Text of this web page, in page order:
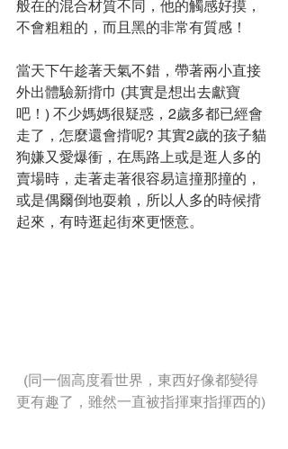
般在的混合材質不同，他的觸感好摸，
不會粗粗的，而且黑的非常有質感！
當天下午趁著天氣不錯，帶著兩小直接
外出體驗新揹巾 (其實是想出去獻寶
吧！) 不少媽媽很疑惑，2歲多都已經會
走了，怎麼還會揹呢? 其實2歲的孩子貓
狗嫌又愛爆衝，在馬路上或是逛人多的
賣場時，走著走著很容易這撞那撞的，
或是偶爾倒地耍賴，所以人多的時候揹
起來，有時逛起街來更愜意。
(同一個高度看世界，東西好像都變得
更有趣了，雖然一直被指揮東指揮西的)